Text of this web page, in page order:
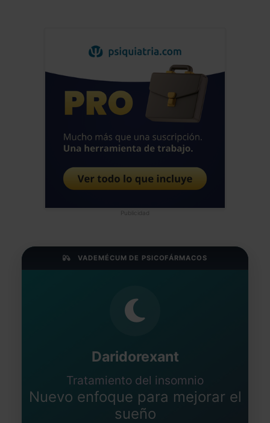
Publicidad
VADEMÉCUM DE PSICOFÁRMACOS
Daridorexant
Tratamiento del insomnio
Nuevo enfoque para mejorar el
sueño